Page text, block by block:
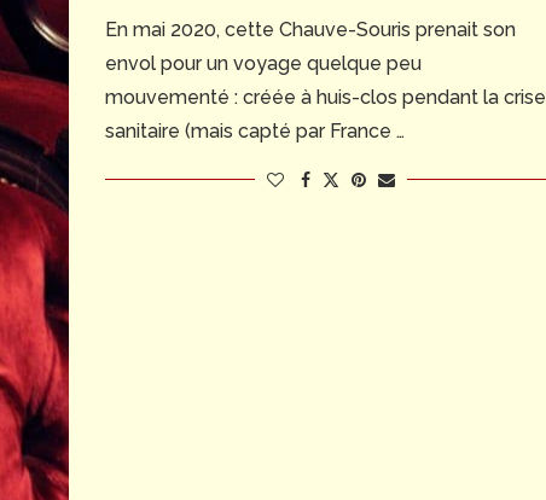
En mai 2020, cette Chauve-Souris prenait son
envol pour un voyage quelque peu
mouvementé : créée à huis-clos pendant la crise
sanitaire (mais capté par France …